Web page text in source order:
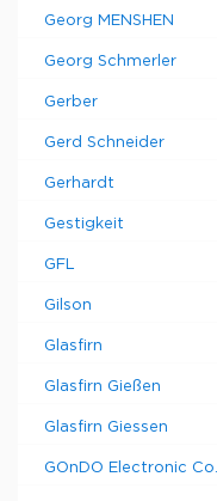
Georg MENSHEN
Georg Schmerler
Gerber
Gerd Schneider
Gerhardt
Gestigkeit
GFL
Gilson
Glasfirn
Glasfirn Gießen
Glasfirn Giessen
GOnDO Electronic